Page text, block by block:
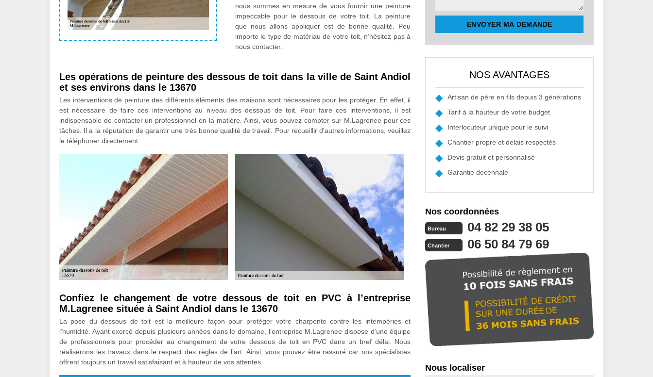
nous sommes en mesure de vous fournir une peinture
impeccable pour le dessous de votre toit. La peinture
que nous allons appliquer est de bonne qualité. Peu
importe le type de matériau de votre toit, n’hésitez pas à
nous contacter.
Les opérations de peinture des dessous de toit dans la ville de Saint Andiol
et ses environs dans le 13670
Les interventions de peinture des différents éléments des maisons sont nécessaires pour les protéger. En effet, il
est nécessaire de faire ces interventions au niveau des dessous de toit. Pour faire ces interventions, il est
indispensable de contacter un professionnel en la matière. Ainsi, vous pouvez compter sur M.Lagrenee pour ces
tâches. Il a la réputation de garantir une très bonne qualité de travail. Pour recueillir d'autres informations, veuillez
le téléphoner directement.
Confiez le changement de votre dessous de toit en PVC à l’entreprise
M.Lagrenee située à Saint Andiol dans le 13670
La pose du dessous de toit est la meilleure façon pour protéger votre charpente contre les intempéries et
l’humidité. Ayant exercé depuis plusieurs années dans le domaine, l’entreprise M.Lagrenee dispose d’une équipe
de professionnels pour procéder au changement de votre dessous de toit en PVC dans un bref délai. Nous
réaliserons les travaux dans le respect des règles de l’art. Ainsi, vous pouvez être rassuré car nos spécialistes
offrent toujours un travail satisfaisant et à hauteur de vos attentes.
NOS AVANTAGES
Artisan de père en fils depuis 3 générations
Tarif à la hauteur de votre budget
Interlocuteur unique pour le suivi
Chantier propre et delais respectés
Devis gratuit et personnalisé
Garantie decennale
Nos coordonnées
Bureau 04 82 29 38 05
Chantier 06 50 84 79 69
Nous localiser